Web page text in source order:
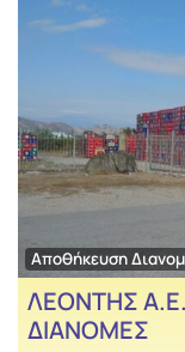
Αποθήκευση
ΛΕΟΝΤΗΣ
ΔΙΑΝΟΜΕΣ